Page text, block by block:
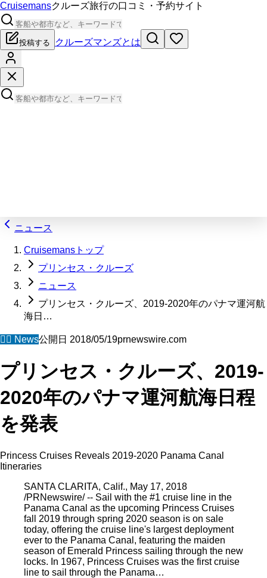
Cruisemansクルーズ旅行の口コミ・予約サイト
投稿する クルーズマンズとは
ニュース
Cruisemansトップ
プリンセス・クルーズ
ニュース
プリンセス・クルーズ、2019-2020年のパナマ運河航
海日…
🧜‍♀️ News公開日 2018/05/19prnewswire.com
プリンセス・クルーズ、2019-
2020年のパナマ運河航海日程
を発表
Princess Cruises Reveals 2019-2020 Panama Canal
Itineraries
SANTA CLARITA, Calif., May 17, 2018
/PRNewswire/ -- Sail with the #1 cruise line in the
Panama Canal as the upcoming Princess Cruises
fall 2019 through spring 2020 season is on sale
today, offering the cruise line's largest deployment
ever to the Panama Canal, featuring the maiden
season of Emerald Princess sailing through the new
locks. In 1967, Princess Cruises was the first cruise
line to sail through the Panama…